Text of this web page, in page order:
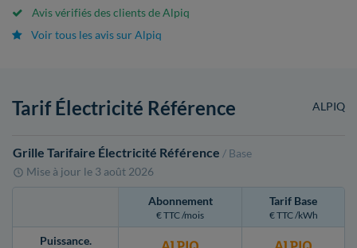
Avis vérifiés des clients de Alpiq
Voir tous les avis sur Alpiq
ALPIQ
Tarif Électricité Référence
Grille Tarifaire Électricité Référence / Base
Mise à jour le 3 août 2026
Abonnement
€ TTC /mois
Tarif Base
€ TTC /kWh
Puissance.